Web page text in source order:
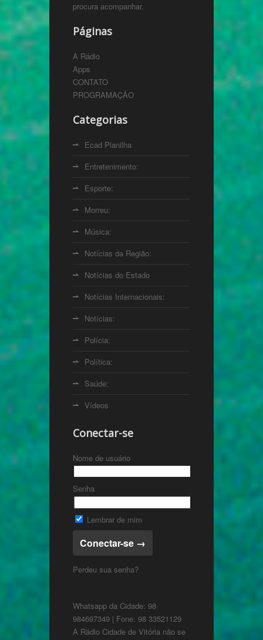
procura acompanhar.
Páginas
A Rádio
Apps
CONTATO
PROGRAMAÇÃO
Categorias
Ecad Planilha
Entretenimento:
Esporte:
Morreu:
Música:
Notícias da Região:
Notícias do Estado
Notícias Internacionais:
Notícias:
Polícia:
Política:
Saúde:
Vídeos
Conectar-se
Nome de usuário
Senha
Lembrar de mim
Perdeu sua senha?
Whatsapp da Cidade: 98
984697349 | Fone: 98 33521129
A Rádio Cidade de Vitória não se